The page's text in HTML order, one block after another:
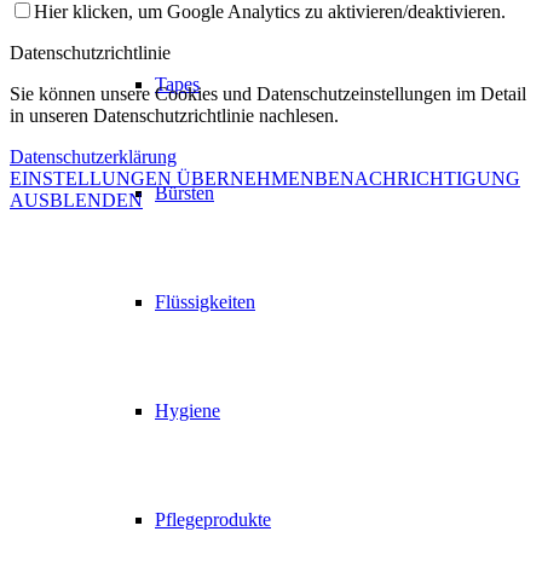
Tapes
Bürsten
Flüssigkeiten
Hygiene
Pflegeprodukte
Hier klicken, um Google Analytics zu aktivieren/deaktivieren.
Datenschutzrichtlinie
Sie können unsere Cookies und Datenschutzeinstellungen im Detail
in unseren Datenschutzrichtlinie nachlesen.
Datenschutzerklärung
EINSTELLUNGEN ÜBERNEHMENBENACHRICHTIGUNG
AUSBLENDEN